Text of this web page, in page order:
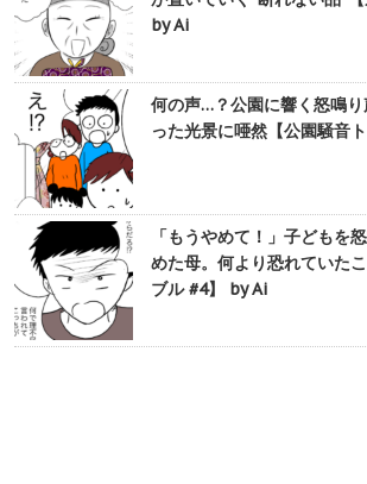
by Ai
何の声…？公園に響く怒鳴
った光景に唖然【公園騒音
「もうやめて！」子どもを
めた母。何より恐れていた
ブル #4】 by Ai